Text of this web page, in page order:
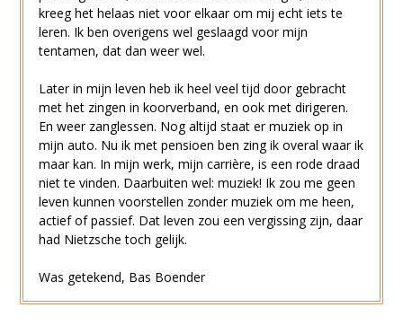
kreeg het helaas niet voor elkaar om mij echt iets te
leren. Ik ben overigens wel geslaagd voor mijn
tentamen, dat dan weer wel.
Later in mijn leven heb ik heel veel tijd door gebracht
met het zingen in koorverband, en ook met dirigeren.
En weer zanglessen. Nog altijd staat er muziek op in
mijn auto. Nu ik met pensioen ben zing ik overal waar ik
maar kan. In mijn werk, mijn carrière, is een rode draad
niet te vinden. Daarbuiten wel: muziek! Ik zou me geen
leven kunnen voorstellen zonder muziek om me heen,
actief of passief. Dat leven zou een vergissing zijn, daar
had Nietzsche toch gelijk.
Was getekend, Bas Boender